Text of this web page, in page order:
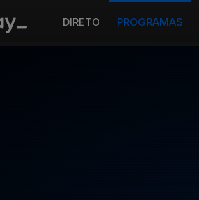
DIRETO PROGRAMAS